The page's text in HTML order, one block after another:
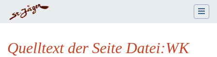
Quelltext der Seite Datei:WK